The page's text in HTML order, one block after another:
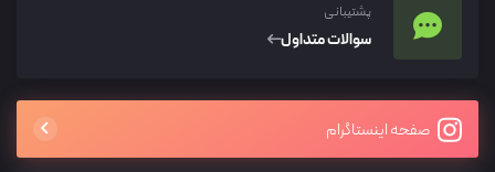
پشتیبانی
سوالات متداول
صفحه اینستاگرام